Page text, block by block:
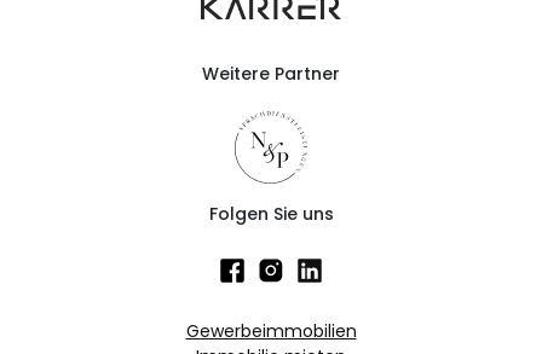
Weitere Partner
Folgen Sie uns
Gewerbeimmobilien